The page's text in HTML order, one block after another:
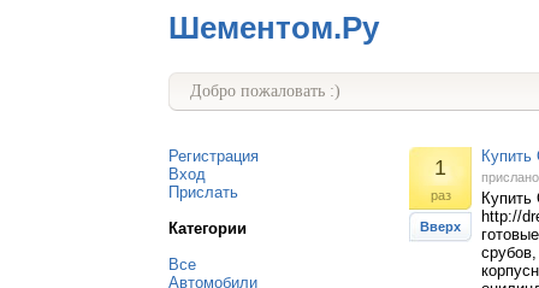
Шементом.Ру
Добро пожаловать :)
Регистрация
Вход
Прислать
Категории
Все
Автомобили
1
раз
Вверх
http://